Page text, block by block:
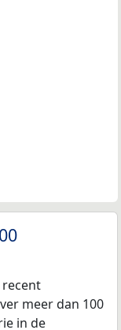
meer dan 100
in de